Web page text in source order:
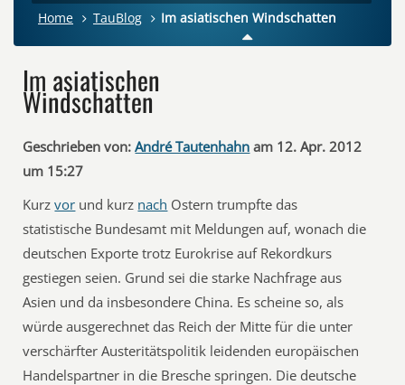
Home TauBlog Im asiatischen Windschatten
Im asiatischen
Windschatten
Geschrieben von: André Tautenhahn am 12. Apr. 2012
um 15:27
Kurzvor und kurz nach Ostern trumpfte das
statistische Bundesamt mit Meldungen auf, wonach die
deutschen Exporte trotz Eurokrise auf Rekordkurs
gestiegen seien. Grund sei die starke Nachfrage aus
Asien und da insbesondere China. Es scheine so, als
würde ausgerechnet das Reich der Mitte für die unter
verschärfter Austeritätspolitik leidenden europäischen
Handelspartner in die Bresche springen. Die deutsche